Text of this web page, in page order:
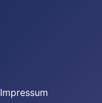
Impressum